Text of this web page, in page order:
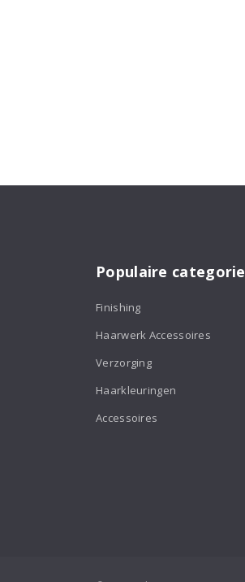
Populaire
Finishing
Haarwerk Accessoires
Verzorging
Haarkleuringen
Accessoires